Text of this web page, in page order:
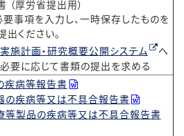
（厚労省提出用）
事項を入力し、一時保存したものを
出ください。
施計画・研究概要公開システム
へ
要に応じて書類の提出を求める
疾病等報告書
の疾病等又は不具合報告書
等製品の疾病等又は不具合報告書